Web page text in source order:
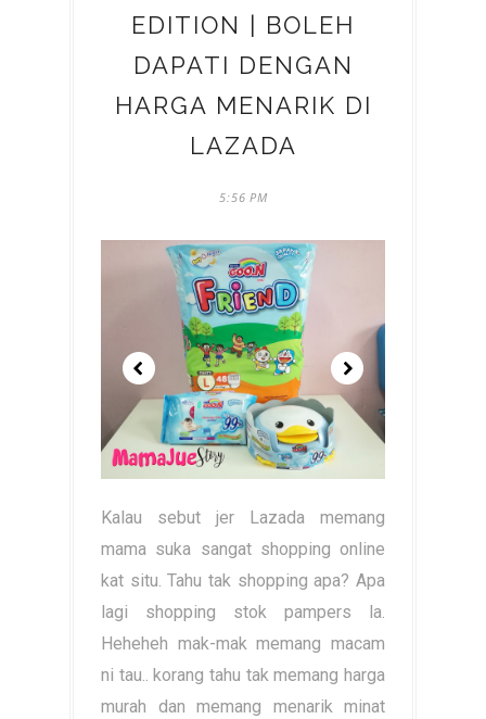
EDITION | BOLEH
DAPATI DENGAN
HARGA MENARIK DI
LAZADA
5:56 PM
Kalau sebut jer Lazada memang
mama suka sangat shopping online
kat situ. Tahu tak shopping apa? Apa
lagi shopping stok pampers la.
Heheheh mak-mak memang macam
ni tau.. korang tahu tak memang harga
murah dan memang menarik minat